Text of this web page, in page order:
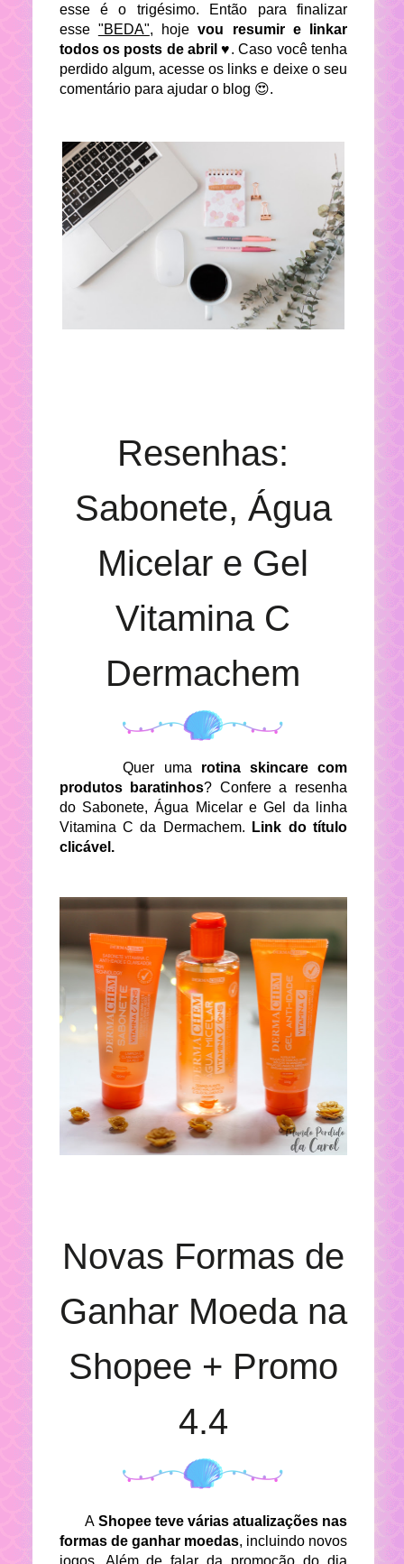
esse é o trigésimo. Então para finalizar
esse "BEDA", hojevou resumir e linkar
todos os posts de abril ♥. Caso você tenha
perdido algum, acesse os links e deixe o seu
comentário para ajudar o blog 😍.
Resenhas:
Sabonete, Água
Micelar e Gel
Vitamina C
Dermachem
Quer uma rotina skincare com
produtos baratinhos? Confere a resenha
do Sabonete, Água Micelar e Gel da linha
Vitamina C da Dermachem.
Link do título
clicável.
Novas Formas de
Ganhar Moeda na
Shopee + Promo
4.4
A Shopee teve várias atualizações nas
formas de ganhar moedas, incluindo novos
jogos. Além de falar da promoção do dia